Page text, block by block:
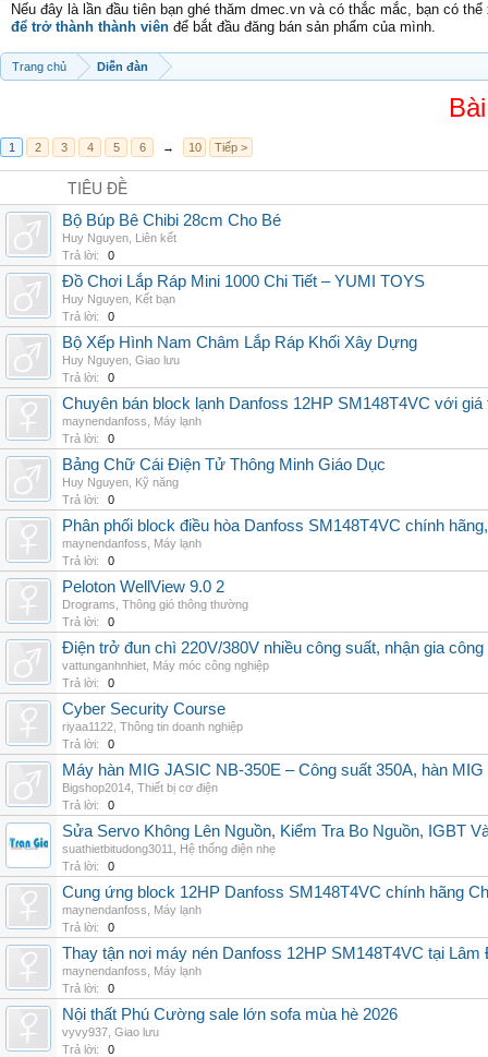
Nếu đây là lần đầu tiên bạn ghé thăm dmec.vn và có thắc mắc, bạn có
để trở thành thành viên để bắt đầu đăng bán sản phẩm của mình.
Trang chủ Diễn đàn
1 2 3 4 5 6 → 10 Tiếp >
TIÊU ĐỀ
Bộ Búp Bê Chibi 28cm Cho Bé
Huy Nguyen Liên kết
Trả lời:
0
Đồ Chơi Lắp Ráp Mini 1000 Chi Tiết – YUMI TOYS
Huy Nguyen Kết bạn
Trả lời:
0
Bộ Xếp Hình Nam Châm Lắp Ráp Khối Xây Dựng
Huy Nguyen Giao lưu
Trả lời:
0
Chuyên bán block lạnh Danfoss 12HP SM148T4VC với
maynendanfoss
Máy lạnh
Trả lời:
0
Bảng Chữ Cái Điện Tử Thông Minh Giáo Dục
Huy Nguyen Kỹ năng
Trả lời:
0
Phân phối block điều hòa Danfoss SM148T4VC chính
maynendanfoss
Máy lạnh
Trả lời:
0
Peloton WellView 9.0 2
Drograms Thông gió thông thường
Trả lời:
0
Điện trở đun chì 220V/380V nhiều công suất, nhận gia
vattunganhnhiet Máy móc công nghiệp
Trả lời:
0
Cyber Security Course
riyaa1122 Thông tin doanh nghiệp
Trả lời:
0
Máy hàn MIG JASIC NB-350E – Công suất 350A, hàn
Bigshop2014 Thiết bị cơ điện
Trả lời:
0
Sửa Servo Không Lên Nguồn, Kiểm Tra Bo Nguồn, IGBT
suathietbitudong3011
Hệ thống điện nhẹ
Trả lời:
0
Cung ứng block 12HP Danfoss SM148T4VC chính hãng
maynendanfoss
Máy lạnh
Trả lời:
0
Thay tận nơi máy nén Danfoss 12HP SM148T4VC tại
maynendanfoss
Máy lạnh
Trả lời:
0
Nội thất Phú Cường sale lớn sofa mùa hè 2026
vyvy937 Giao lưu
Trả lời:
0